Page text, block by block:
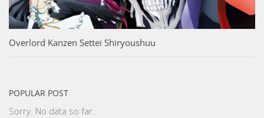
Overlord Kanzen Settei Shiryoushuu
POPULAR POST
Sorry. No data so far.